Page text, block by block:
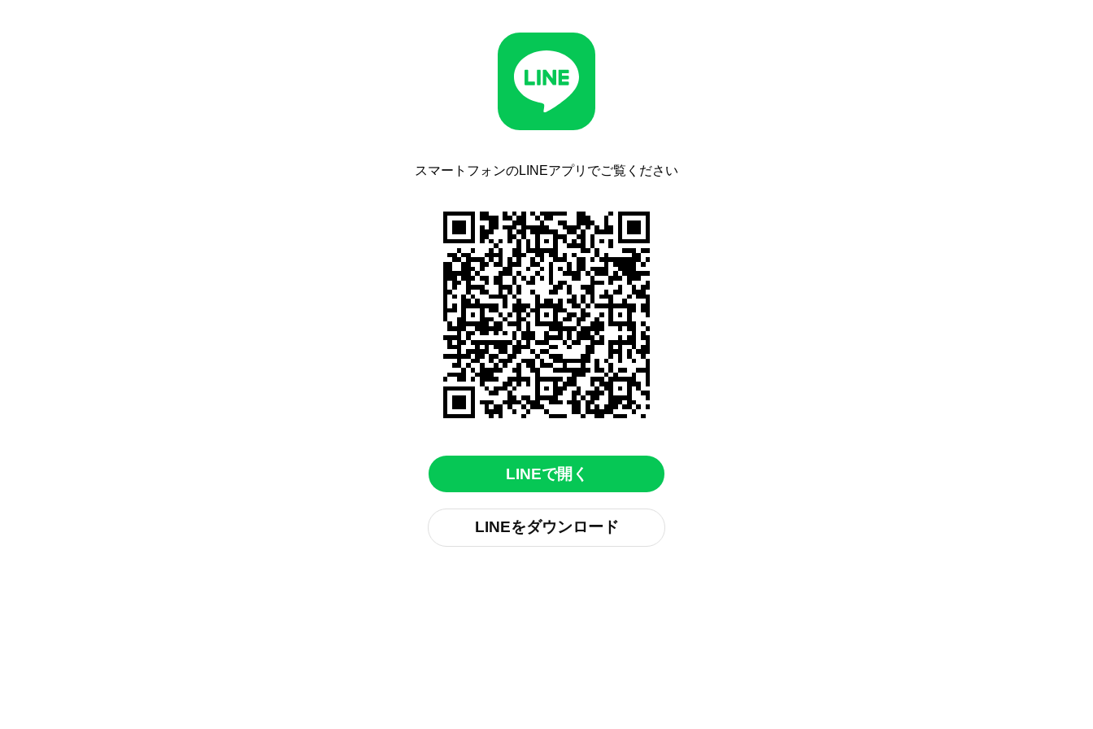
スマートフォンのLINEアプリでご覧ください
LINEで開く
LINEをダウンロード